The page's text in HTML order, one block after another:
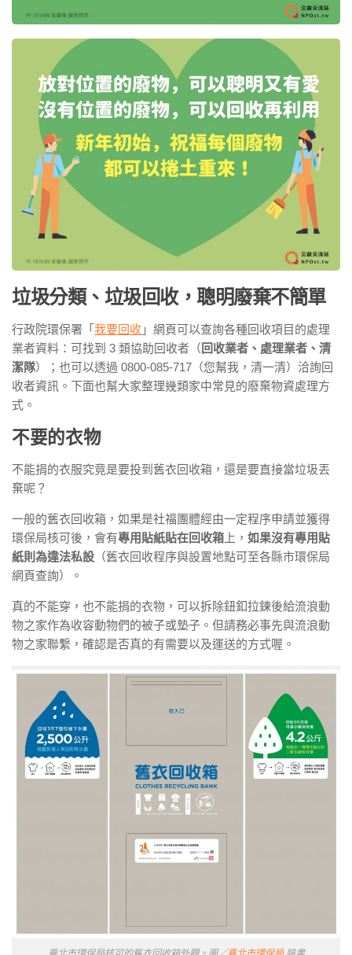
垃圾分類、垃圾回收，聰明廢棄不簡單
行政院環保署「 我要回收 」網頁可以查詢各種回收項目的處理
業者資料：可找到 3 類協助回收者（ 回收業者、處理業者、清
潔隊）；也可以透過 0800-085-717（您幫我，清一清）洽詢回
收者資訊。下面也幫大家整理幾類家中常見的廢棄物資處理方
式。
不要的衣物
不能捐的衣服究竟是要投到舊衣回收箱，還是要直接當垃圾丟
棄呢？
一般的舊衣回收箱，如果是社福團體經由一定程序申請並獲得
環保局核可後，會有專用貼紙貼在回收箱 上， 如果沒有專用貼
紙則為違法私設 （舊衣回收程序與設置地點可至各縣市環保局
網頁查詢）。
真的不能穿，也不能捐的衣物，可以拆除鈕釦拉鍊後給流浪動
物之家作為收容動物們的被子或墊子。但請務必事先與流浪動
物之家聯繫，確認是否真的有需要以及運送的方式喔。